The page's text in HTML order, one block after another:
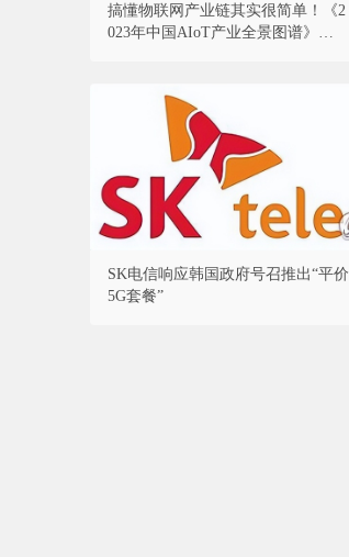
搞懂物联网产业链其实很简单！《2
023年中国AIoT产业全景图谱》重磅
SK电信响应韩国政府号召推出“平价
5G套餐”